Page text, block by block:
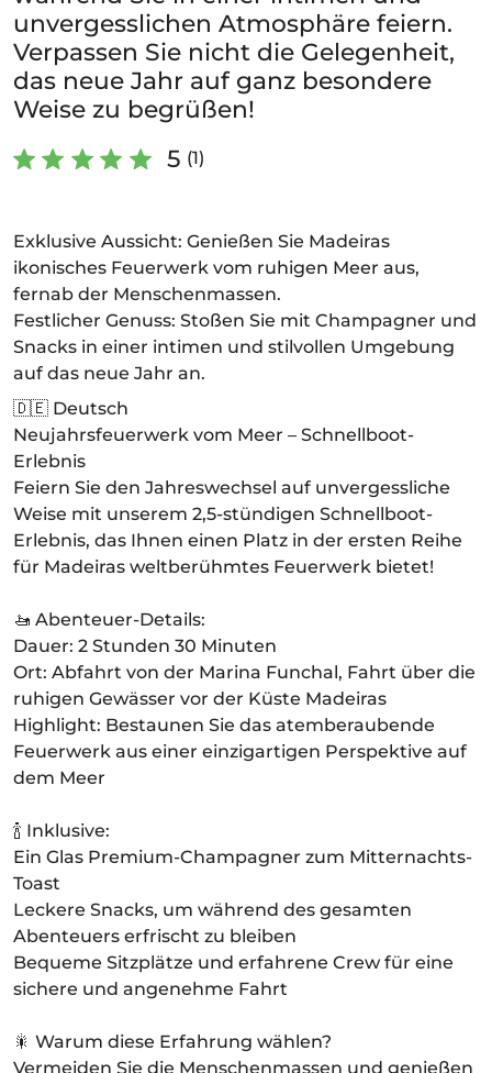
unvergesslichen Atmosphäre feiern.
Verpassen Sie nicht die Gelegenheit,
das neue Jahr auf ganz besondere
Weise zu begrüßen!
5 (1)
Exklusive Aussicht: Genießen Sie Madeiras
ikonisches Feuerwerk vom ruhigen Meer aus,
fernab der Menschenmassen.
Festlicher Genuss: Stoßen Sie mit Champagner und
Snacks in einer intimen und stilvollen Umgebung
auf das neue Jahr an.
🇩🇪 Deutsch
Neujahrsfeuerwerk vom Meer – Schnellboot-
Erlebnis
Feiern Sie den Jahreswechsel auf unvergessliche
Weise mit unserem 2,5-stündigen Schnellboot-
Erlebnis, das Ihnen einen Platz in der ersten Reihe
für Madeiras weltberühmtes Feuerwerk bietet!
🚤 Abenteuer-Details:
Dauer: 2 Stunden 30 Minuten
Ort: Abfahrt von der Marina Funchal, Fahrt über die
ruhigen Gewässer vor der Küste Madeiras
Highlight: Bestaunen Sie das atemberaubende
Feuerwerk aus einer einzigartigen Perspektive auf
dem Meer
🍾 Inklusive:
Ein Glas Premium-Champagner zum Mitternachts-
Toast
Leckere Snacks, um während des gesamten
Abenteuers erfrischt zu bleiben
Bequeme Sitzplätze und erfahrene Crew für eine
sichere und angenehme Fahrt
🎇 Warum diese Erfahrung wählen?
Vermeiden Sie die Menschenmassen und genießen